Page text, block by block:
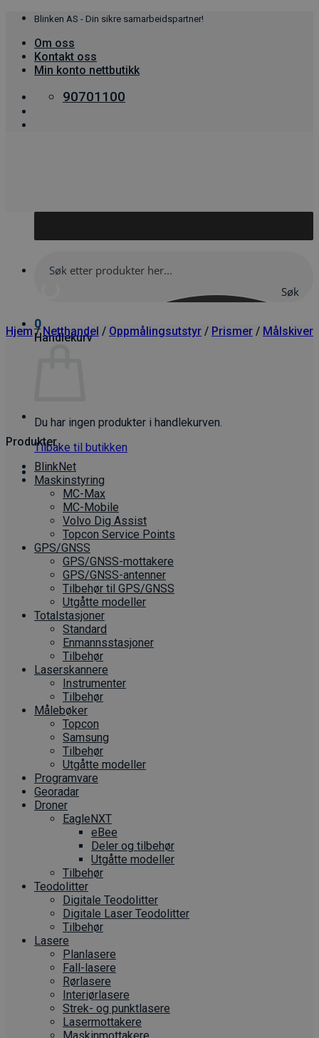
Skip
content
Blinken AS - Din sikre samarbeidspartner!
Om oss
Kontakt oss
Min konto nettbutikk
90701100
0
Handlekurv
Du har ingen produkter i handlekurven.
Tilbake til butikken
Søk
Hjem / Netthandel / Oppmålings­utstyr / Prismer / Målskiver
Produkter
BlinkNet
Maskinstyring
MC-Max
MC-Mobile
Volvo Dig Assist
Topcon Service Points
GPS/GNSS
GPS/GNSS-mottakere
GPS/GNSS-antenner
Tilbehør til GPS/GNSS
Utgåtte modeller
Totalstasjoner
Standard
Enmannsstasjoner
Tilbehør
Laserskannere
Instrumenter
Tilbehør
Målebøker
Topcon
Samsung
Tilbehør
Utgåtte modeller
Programvare
Georadar
Droner
EagleNXT
eBee
Deler og tilbehør
Utgåtte modeller
Tilbehør
Teodolitter
Digitale Teodolitter
Digitale Laser Teodolitter
Tilbehør
Lasere
Planlasere
Fall-lasere
Rørlasere
Interiør­lasere
Strek- og punktlasere
Laser­mottakere